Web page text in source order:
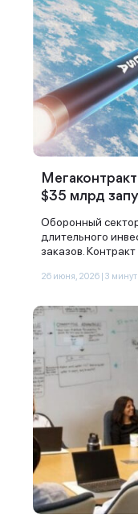
$35 млрд
Оборонный
длительного
заказов. Контракт
26 июня, 2026 | 3